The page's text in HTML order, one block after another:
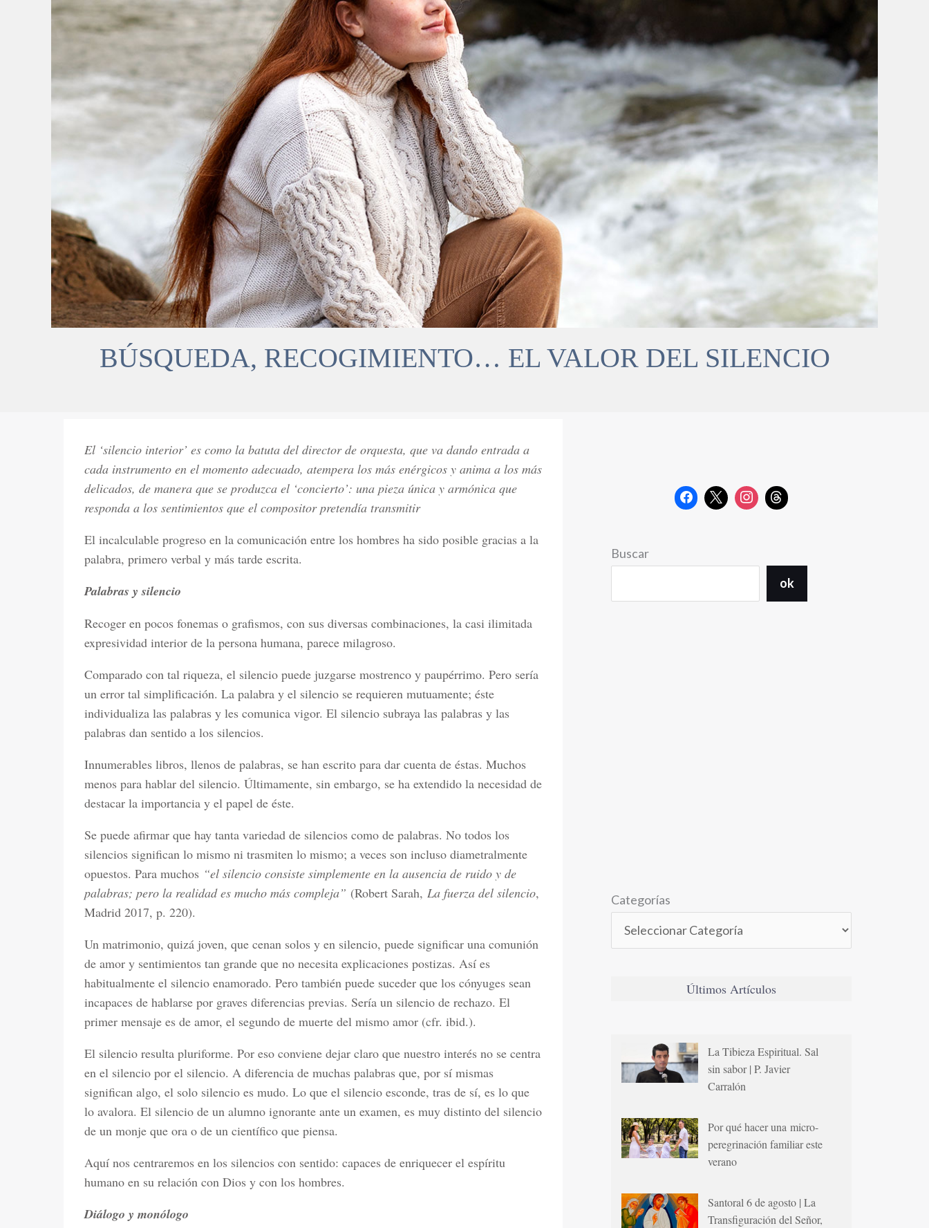
BÚSQUEDA, RECOGIMIENTO… EL VALOR DEL SILENCIO
El ‘silencio interior’ es como la batuta del director de orquesta, que va dando entrada a
cada instrumento en el momento adecuado, atempera los más enérgicos y anima a los más
delicados, de manera que se produzca el ‘concierto’: una pieza única y armónica que
responda a los sentimientos que el compositor pretendía transmitir
El incalculable progreso en la comunicación entre los hombres ha sido posible gracias a la
palabra, primero verbal y más tarde escrita.
Palabras y silencio
Recoger en pocos fonemas o grafismos, con sus diversas combinaciones, la casi ilimitada
expresividad interior de la persona humana, parece milagroso.
Comparado con tal riqueza, el silencio puede juzgarse mostrenco y paupérrimo. Pero sería
un error tal simplificación. La palabra y el silencio se requieren mutuamente; éste
individualiza las palabras y les comunica vigor. El silencio subraya las palabras y las
palabras dan sentido a los silencios.
Innumerables libros, llenos de palabras, se han escrito para dar cuenta de éstas. Muchos
menos para hablar del silencio. Últimamente, sin embargo, se ha extendido la necesidad de
destacar la importancia y el papel de éste.
Se puede afirmar que hay tanta variedad de silencios como de palabras. No todos los
silencios significan lo mismo ni trasmiten lo mismo; a veces son incluso diametralmente
opuestos. Para muchos “el silencio consiste simplemente en la ausencia de ruido y de
palabras; pero la realidad es mucho más compleja” (Robert Sarah, La fuerza del silencio,
Madrid 2017, p. 220).
Un matrimonio, quizá joven, que cenan solos y en silencio, puede significar una comunión
de amor y sentimientos tan grande que no necesita explicaciones postizas. Así es
habitualmente el silencio enamorado. Pero también puede suceder que los cónyuges sean
incapaces de hablarse por graves diferencias previas. Sería un silencio de rechazo. El
primer mensaje es de amor, el segundo de muerte del mismo amor (cfr. ibid.).
El silencio resulta pluriforme. Por eso conviene dejar claro que nuestro interés no se centra
en el silencio por el silencio. A diferencia de muchas palabras que, por sí mismas
significan algo, el solo silencio es mudo. Lo que el silencio esconde, tras de sí, es lo que
lo avalora. El silencio de un alumno ignorante ante un examen, es muy distinto del silencio
de un monje que ora o de un científico que piensa.
Aquí nos centraremos en los silencios con sentido: capaces de enriquecer el espíritu
humano en su relación con Dios y con los hombres.
Diálogo y monólogo
Buscar
ok
Categorías
Últimos Artículos
La Tibieza Espiritual. Sal
sin sabor | P. Javier
Carralón
Por qué hacer una micro-
peregrinación familiar este
verano
Santoral 6 de agosto | La
Transfiguración del Señor,